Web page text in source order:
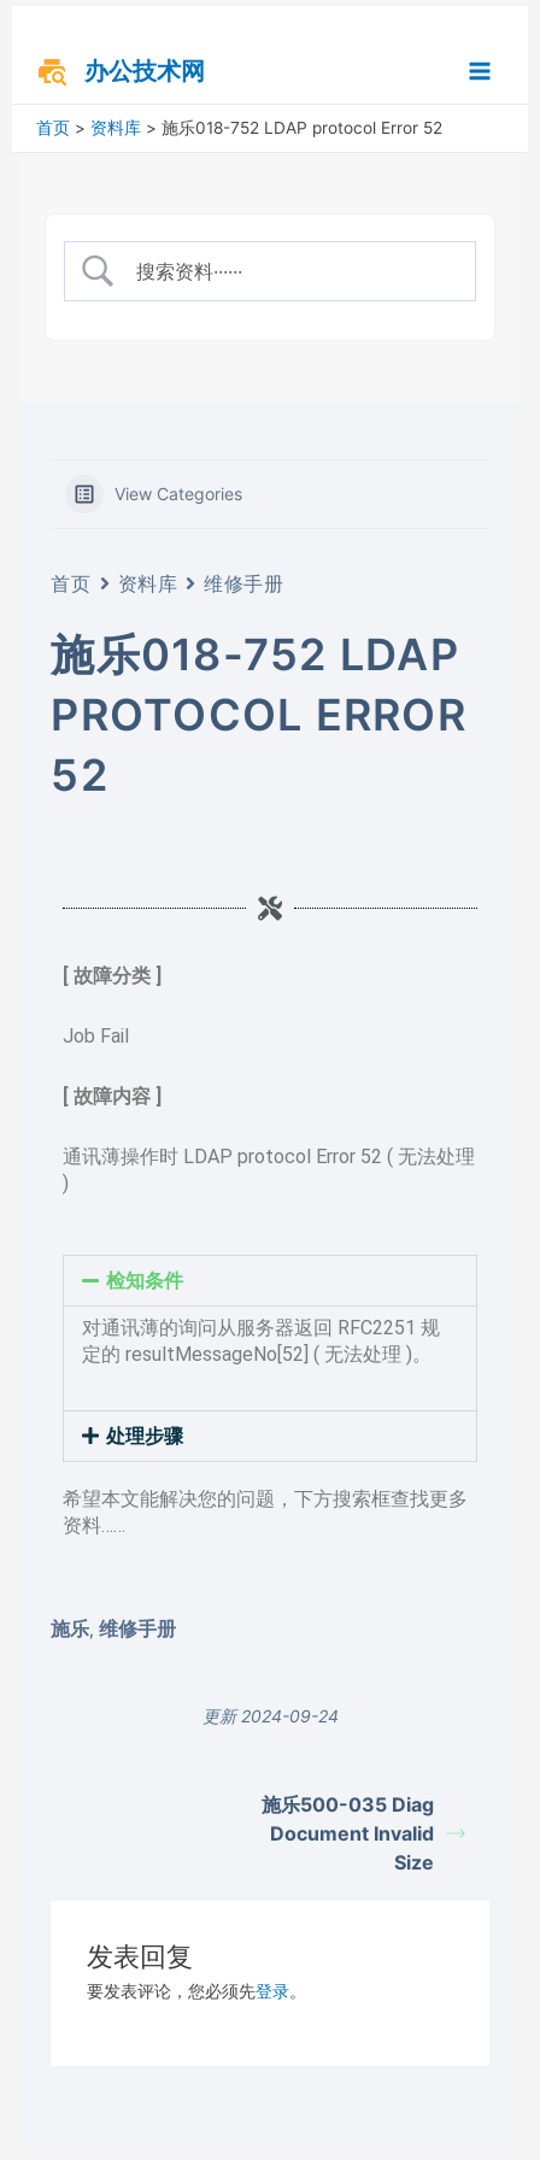
办公技术网
Menu
首页 资料库 施乐018-752 LDAP protocol Error 52
View Categories
首页 资料库 维修手册
施乐018-752 LDAP
PROTOCOL ERROR
52
[ 故障分类 ]
Job Fail
[ 故障内容 ]
通讯薄操作时 LDAP protocol Error 52 ( 无法处理
)
检知条件
对通讯薄的询问从服务器返回 RFC2251 规
定的 resultMessageNo[52] ( 无法处理 )。
处理步骤
希望本文能解决您的问题，下方搜索框查找更多
资料……
施乐,维修手册
更新 2024-09-24
施乐500-035 Diag
Document Invalid
Size
发表回复
要发表评论，您必须先登录。